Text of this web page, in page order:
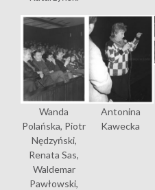
Wanda
Polańska, Piotr
Nędzyński,
Renata Sas,
Waldemar
Pawłowski,
Antonina
Kawecka